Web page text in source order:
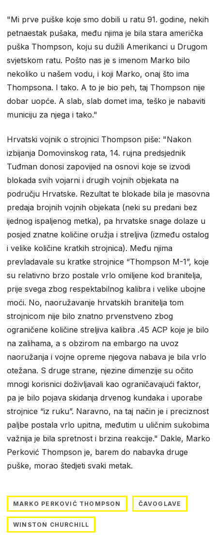
"Mi prve puške koje smo dobili u ratu 91. godine, nekih
petnaestak pušaka, među njima je bila stara američka
puška Thompson, koju su dužili Amerikanci u Drugom
svjetskom ratu. Pošto nas je s imenom Marko bilo
nekoliko u našem vodu, i koji Marko, onaj što ima
Thompsona. I tako. A to je bio peh, taj Thompson nije
dobar uopće. A slab, slab domet ima, teško je nabaviti
municiju za njega i tako."
Hrvatski vojnik o strojnici Thompson piše: "Nakon
izbijanja Domovinskog rata, 14. rujna predsjednik
Tuđman donosi zapovijed na osnovi koje se izvodi
blokada svih vojarni i drugih vojnih objekata na
području Hrvatske. Rezultat te blokade bila je masovna
predaja brojnih vojnih objekata (neki su predani bez
ijednog ispaljenog metka), pa hrvatske snage dolaze u
posjed znatne količine oružja i streljiva (između ostalog
i velike količine kratkih strojnica). Među njima
prevladavale su kratke strojnice “Thompson M-1”, koje
su relativno brzo postale vrlo omiljene kod branitelja,
prije svega zbog respektabilnog kalibra i velike ubojne
moći. No, naoružavanje hrvatskih branitelja tom
strojnicom nije bilo znatno prvenstveno zbog
ograničene količine streljiva kalibra .45 ACP koje je bilo
na zalihama, a s obzirom na embargo na uvoz
naoružanja i vojne opreme njegova nabava je bila vrlo
otežana. S druge strane, njezine dimenzije su očito
mnogi korisnici doživljavali kao ograničavajući faktor,
pa je bilo pojava skidanja drvenog kundaka i uporabe
strojnice “iz ruku”. Naravno, na taj način je i preciznost
paljbe postala vrlo upitna, međutim u uličnim sukobima
važnija je bila spretnost i brzina reakcije." Dakle, Marko
Perković Thompson je, barem do nabavka druge
puške, morao štedjeti svaki metak.
MARKO PERKOVIĆ THOMPSON ČAVOGLAVE
WINSTON CHURCHILL